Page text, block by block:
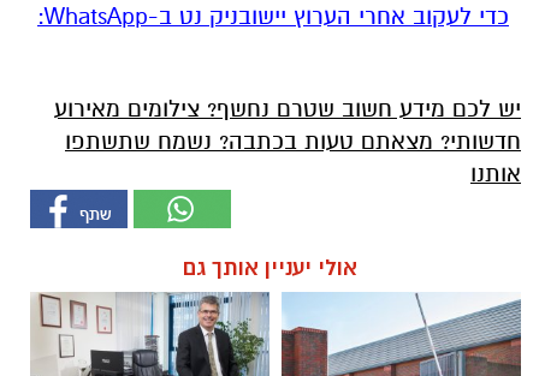
‏כדי לעקוב אחרי הערוץ יישובניק נט ב-WhatsApp:‏‏‏
יש לכם מידע חשוב שטרם נחשף? צילומים מאירוע
חדשותי? מצאתם טעות בכתבה? נשמח שתשתפו
אותנו
אולי יעניין אותך גם